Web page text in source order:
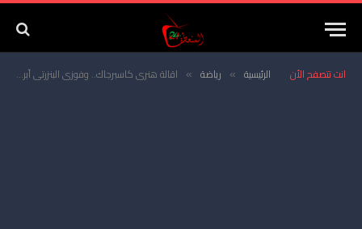
انت تتصفح الأن الرئيسية » رياضة » اقالة هنري كاسبرجاك.. وفوزي البنزرتي أبرز المرشحين لخلافته